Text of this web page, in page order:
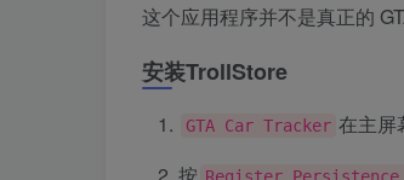
这个应用程序并不是真正的
安装TrollStore
GTA Car Tracker 在主屏
按 Register Persistence